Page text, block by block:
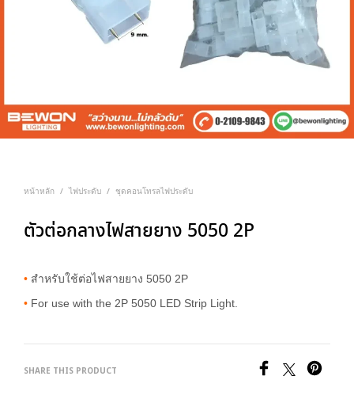
หน้าหลัก / ไฟประดับ / ชุดคอนโทรลไฟประดับ
ตัวต่อกลางไฟสายยาง 5050 2P
• สำหรับใช้ต่อไฟสายยาง 5050 2P
• For use with the 2P 5050 LED Strip Light.
SHARE THIS PRODUCT